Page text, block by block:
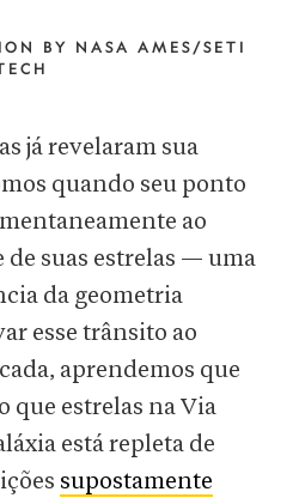
BY NASA AMES/SETI
já revelaram sua
quando seu ponto
ao
de suas estrelas — uma
da geometria
esse trânsito ao
aprendemos que
que estrelas na Via
está repleta de
supostamente